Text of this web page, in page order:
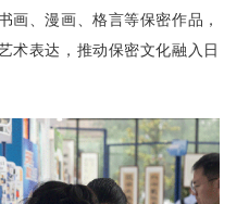
画、漫画、格言等保密作品，
术表达，推动保密文化融入日